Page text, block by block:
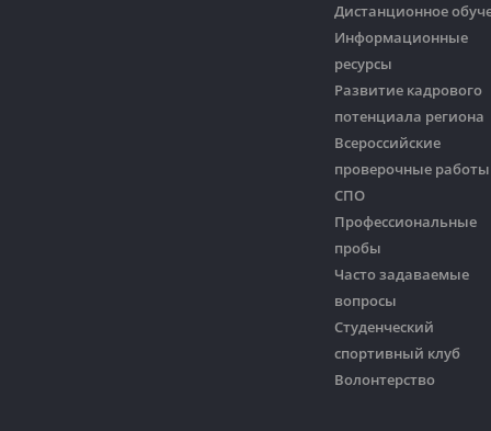
Дистанционное
Информационные
ресурсы
Развитие кадрового
потенциала региона
Всероссийские
проверочные работы
СПО
Профессиональные
пробы
Часто задаваемые
вопросы
Студенческий
спортивный клуб
Волонтерство